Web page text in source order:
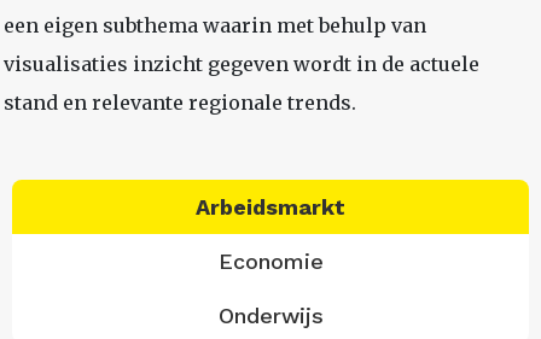
een eigen subthema waarin met behulp van
visualisaties inzicht gegeven wordt in de actuele
stand en relevante regionale trends.
Arbeidsmarkt
Economie
Onderwijs